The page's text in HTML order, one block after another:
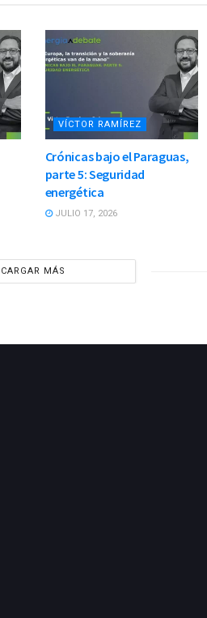
VÍCTOR RAMÍREZ
Crónicas bajo el Paraguas,
parte 5: Seguridad
energética
JULIO 17, 2026
CARGAR MÁS